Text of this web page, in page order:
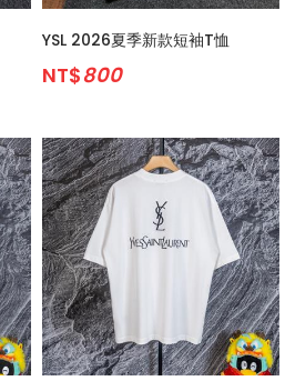
YSL 2026夏季新款短袖T恤
NT$800